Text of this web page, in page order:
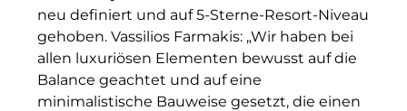
Wemolo
XPAY Group
ZielstattQuartier
neu definiert und auf 5-Sterne-Resort-Niveau
gehoben. Vassilios Farmakis: „Wir haben bei
allen luxuriösen Elementen bewusst auf die
Balance geachtet und auf eine
minimalistische Bauweise gesetzt, die einen